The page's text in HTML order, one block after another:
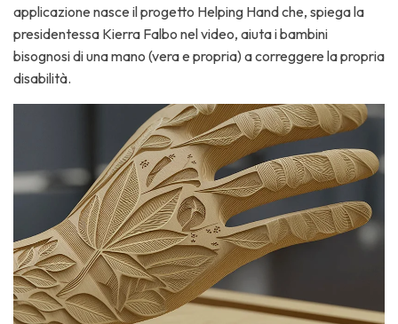
applicazione nasce il progetto Helping Hand che, spiega la
presidentessa Kierra Falbo nel video, aiuta i bambini
bisognosi di una mano (vera e propria) a correggere la propria
disabilità.